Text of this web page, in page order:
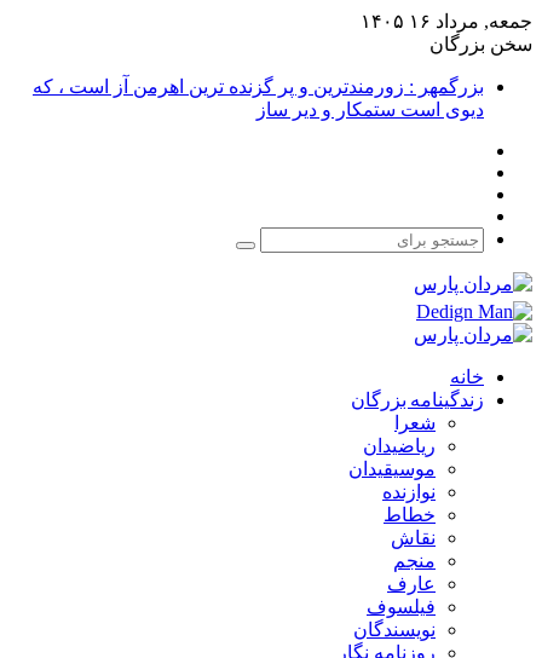
جمعه, مرداد ۱۶ ۱۴۰۵
سخن بزرگان
بزرگمهر : زورمندترین و پر گزنده ترین اهرمن آز است ، که
دیوی است ستمکار و دیر ساز
جستجو
خانه
زندگینامه بزرگان
شعرا
ریاضیدان
موسیقیدان
نوازنده
خطاط
نقاش
منجم
عارف
فیلسوف
نویسندگان
روزنامه نگار